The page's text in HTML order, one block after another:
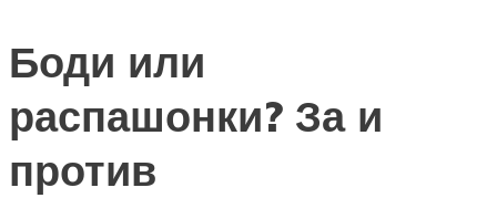
Боди или
распашонки? За и
против